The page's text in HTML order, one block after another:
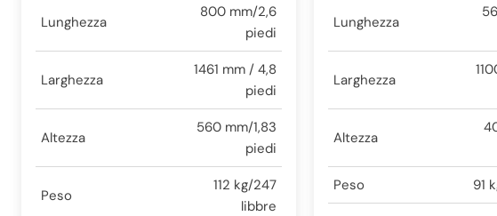
Lunghezza
800 mm/2,6
piedi
Larghezza
1461 mm / 4,8
piedi
Altezza
560 mm/1,83
piedi
Peso
112 kg/247
libbre
Lunghezza
Larghezza
Altezza
Peso 91